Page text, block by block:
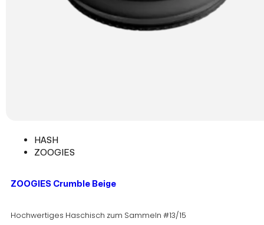
HASH
ZOOGIES
ZOOGIES Crumble Beige
Hochwertiges Haschisch zum Sammeln #13/15